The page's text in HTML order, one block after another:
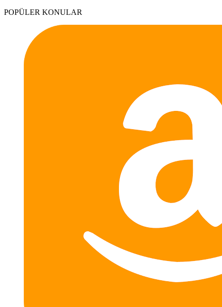
POPÜLER KONULAR